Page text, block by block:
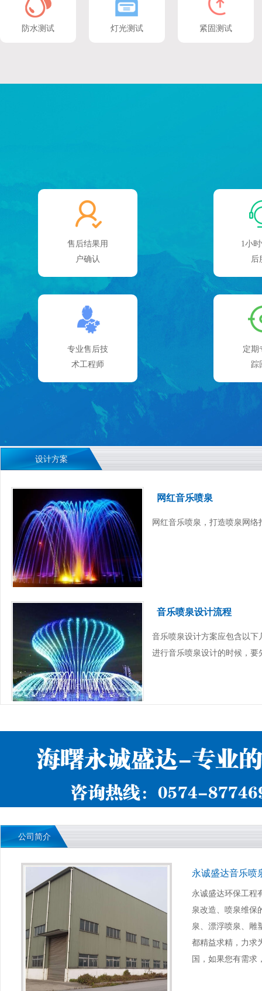
防水测试 灯光测试 紧固测试
售后结果用
户确认
1小
后
专业售后技
术工程师
定期
踪
设计方案
网红音乐喷泉
网红音乐喷泉，打造喷泉网络
音乐喷泉设计流程
音乐喷泉设计方案应包含以
进行音乐喷泉设计的时候，要
公司简介
永诚盛达音乐喷
永诚盛达环保工程
泉改造、喷泉维保
泉、漂浮喷泉、雕
都精益求精，力求
国，如果您有需求